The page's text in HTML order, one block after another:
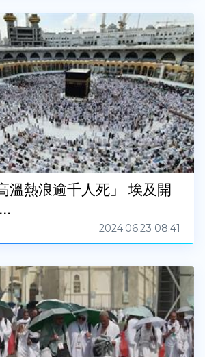
溫熱浪逾千人死」 埃及開
2024.06.23 08:41